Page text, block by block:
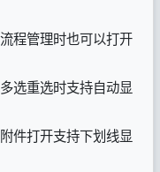
程管理时也可以打开
选重选时支持自动显
件打开支持下划线显